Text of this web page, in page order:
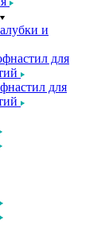
и
для
для